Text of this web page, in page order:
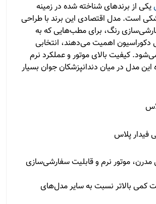
یکی از برندهای شناخته‌ شده در زمینه
است. مدل اقتصادی این برند با طراحی
رنگ، برای مطب‌هایی که به
دکوراسیون اهمیت می‌دهند، انتخابی
کیفیت بالای موتور و عملکرد نرم
مدل در میان دندانپزشکان جوان بسیار
فیدار پلاس
موتور نرم و قابلیت سفارشی‌سازی
کمی بالاتر نسبت به سایر مدل‌های